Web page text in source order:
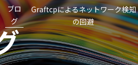
知らせ】
グを更新しました
ログ】
（Cloud
ブロ
グ
Graftcpによるネットワーク検知
の回避